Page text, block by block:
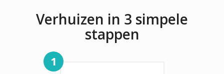
Verhuizen in 3 simpele
stappen
1